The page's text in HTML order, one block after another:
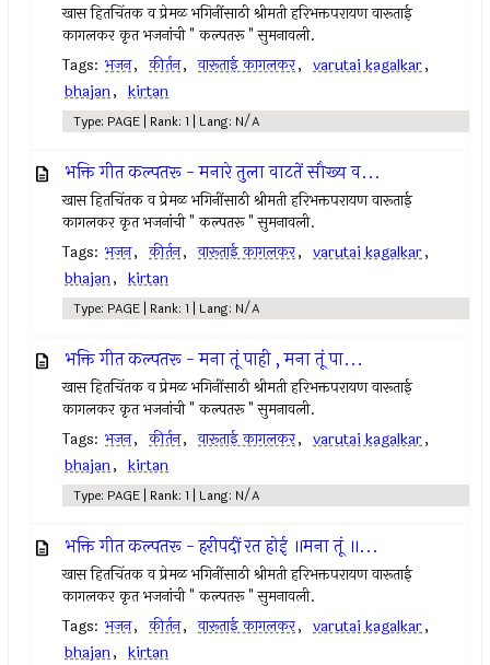
खास हितचिंतक व प्रेमळ भगिनींसाठी श्रीमती हरिभक्तपरायण वारूताई
कागलकर कृत भजनांची " कल्पतरू " सुमनावली.
Tags: भजन, कीर्तन, वारूताई कागलकर, varutai kagalkar,
bhajan, kirtan
Type: PAGE | Rank: 1 | Lang: N/A
भक्ति गीत कल्पतरू - मनारे तुला वाटतें सौख्य व...
खास हितचिंतक व प्रेमळ भगिनींसाठी श्रीमती हरिभक्तपरायण वारूताई
कागलकर कृत भजनांची " कल्पतरू " सुमनावली.
Tags: भजन, कीर्तन, वारूताई कागलकर, varutai kagalkar,
bhajan, kirtan
Type: PAGE | Rank: 1 | Lang: N/A
भक्ति गीत कल्पतरू - मना तूं पाही , मना तूं पा...
खास हितचिंतक व प्रेमळ भगिनींसाठी श्रीमती हरिभक्तपरायण वारूताई
कागलकर कृत भजनांची " कल्पतरू " सुमनावली.
Tags: भजन, कीर्तन, वारूताई कागलकर, varutai kagalkar,
bhajan, kirtan
Type: PAGE | Rank: 1 | Lang: N/A
भक्ति गीत कल्पतरू - हरीपदीं रत होई ॥मना तूं ॥...
खास हितचिंतक व प्रेमळ भगिनींसाठी श्रीमती हरिभक्तपरायण वारूताई
कागलकर कृत भजनांची " कल्पतरू " सुमनावली.
Tags: भजन, कीर्तन, वारूताई कागलकर, varutai kagalkar,
bhajan, kirtan